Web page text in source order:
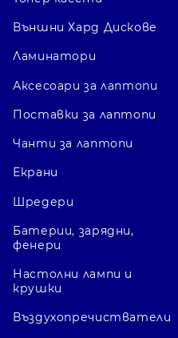
Външни Хард Дискове
Ламинатори
Аксесоари за лаптопи
Поставки за лаптопи
Чанти за лаптопи
Екрани
Шредери
Батерии, зарядни,
фенери
Настолни лампи и
крушки
Въздухопречистватели